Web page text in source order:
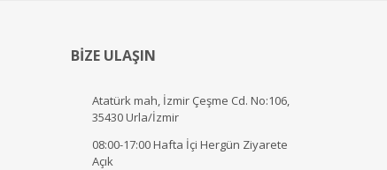
BİZE ULAŞIN
Atatürk mah, İzmir Çeşme Cd. No:106,
35430 Urla/İzmir
08:00-17:00 Hafta İçi Hergün Ziyarete
Açık